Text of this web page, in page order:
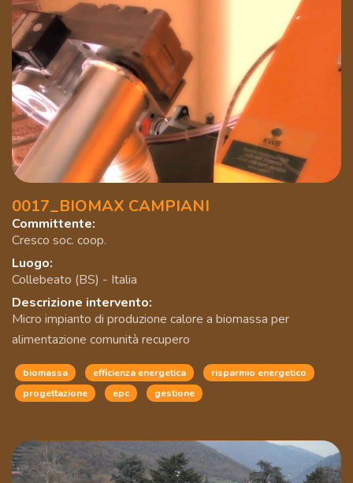
0017_BIOMAX CAMPIANI
Committente:
Cresco soc. coop.
Luogo:
Collebeato (BS) - Italia
Descrizione intervento:
Micro impianto di produzione calore a biomassa per
alimentazione comunità recupero
biomassa efficienza energetica
risparmio energetico
progettazione
epc gestione